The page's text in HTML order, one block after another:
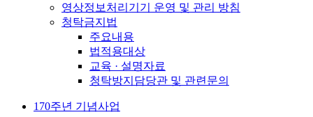
영상정보처리기기 운영 및 관리 방침
청탁금지법
주요내용
법적용대상
교육 · 설명자료
청탁방지담당관 및 관련문의
170주년 기념사업